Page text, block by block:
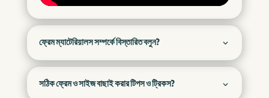
ফ্রেম ম্যাটেরিয়ালস সম্পর্কে বিস্তারিত বলুন?
সঠিক ফ্রেম ও সাইজ বাছাই করার টিপস ও ট্রিকস?